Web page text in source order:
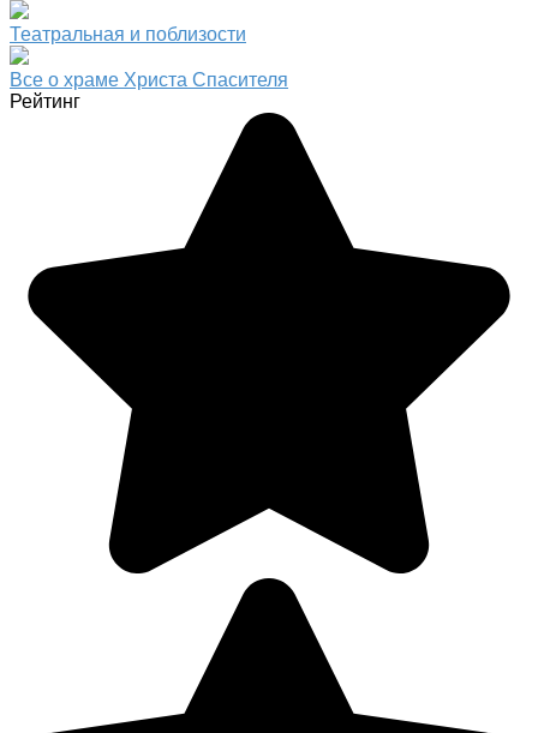
Театральная и поблизости
Все о храме Христа Спасителя
Рейтинг